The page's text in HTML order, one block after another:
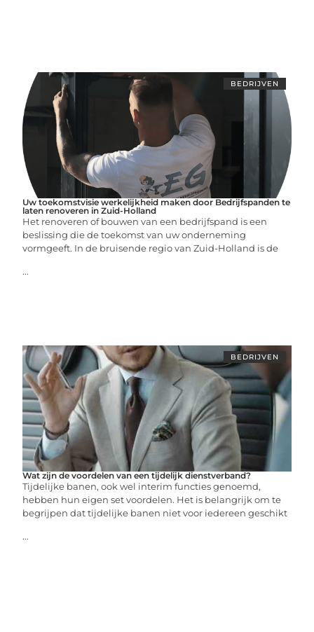
BEDRIJVEN
Uw toekomstvisie werkelijkheid maken door Bedrijfspanden te
laten renoveren in Zuid-Holland
Het renoveren of bouwen van een bedrijfspand is een
beslissing die de toekomst van uw onderneming
vormgeeft. In de bruisende regio van Zuid-Holland is de
...
BEDRIJVEN
Wat zijn de voordelen van een tijdelijk dienstverband?
Tijdelijke banen, ook wel interim functies genoemd,
hebben hun eigen set voordelen. Het is belangrijk om te
begrijpen dat tijdelijke banen niet voor iedereen geschikt
...